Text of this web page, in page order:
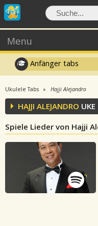
Menu
Anfänger tabs
Ukulele Tabs Hajji Alejandro
HAJJI ALEJANDRO
Spiele Lieder von Hajji